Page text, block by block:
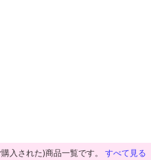
入された)商品一覧です。 すべて見る